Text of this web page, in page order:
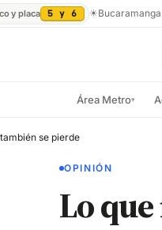
y placa 5 y 6 ☀Bucaramanga
Área Metro▾
se pierde
OPINIÓN
Lo